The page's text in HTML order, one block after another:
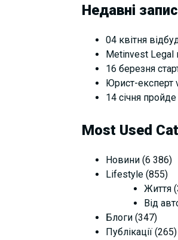
Недавні
04 квітня
Metinvest Legal
16 березня
Юрист-експерт
14 січня
Most Used
Новини (6 386)
Lifestyle (855)
Життя
Від
Блоги (347)
Публікації (265)